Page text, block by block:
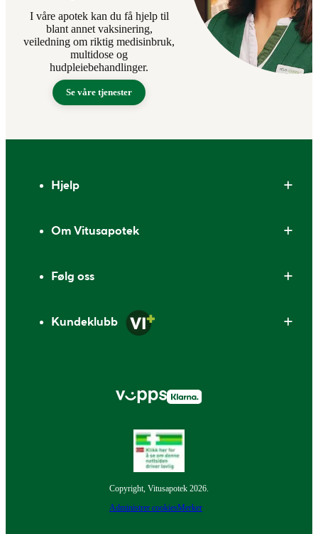
I våre apotek kan du få hjelp til
blant annet vaksinering,
veiledning om riktig medisinbruk,
multidose og
hudpleiebehandlinger.
Se våre tjenester
Hjelp
Om Vitusapotek
Følg oss
Kundeklubb
Copyright, Vitusapotek 2026.
Administrer cookiesMerker